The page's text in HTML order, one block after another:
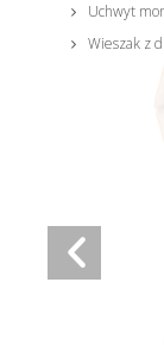
Uchwyt
Wieszak z